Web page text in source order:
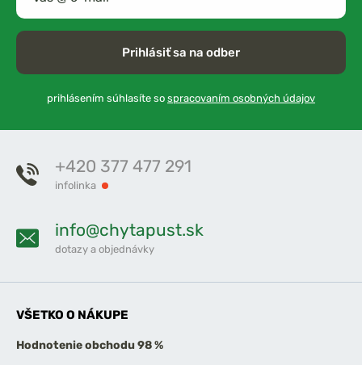
Prihlásiť sa na odber
prihlásením súhlasíte so spracovaním osobných údajov
+420 377 477 291
infolinka
info@chytapust.sk
dotazy a objednávky
VŠETKO O NÁKUPE
Hodnotenie obchodu 98 %